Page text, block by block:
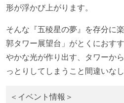
形が浮かび上がります。
そんな『五稜星の夢』を存分に
郭タワー展望台」がとくにおす
やかな光が作り出す、タワーか
っとりしてしまうこと間違いなし
＜イベント情報＞